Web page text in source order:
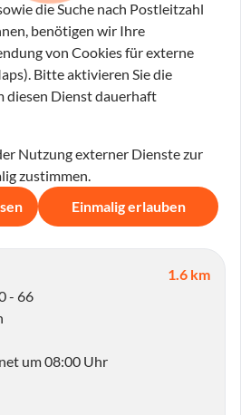
1.6 km
- 66
um 08:00 Uhr
die Suche nach Postleitzahl
benötigen wir Ihre
von Cookies für externe
Bitte aktivieren Sie die
diesen Dienst dauerhaft
Nutzung externer Dienste zur
zustimmen.
Einmalig erlauben